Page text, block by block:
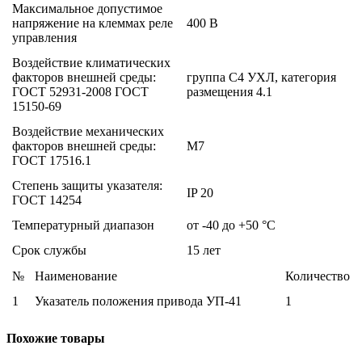
Максимальное допустимое
напряжение на клеммах реле
управления
400 В
Воздействие климатических
факторов внешней среды:
ГОСТ 52931-2008 ГОСТ
15150-69
группа С4 УХЛ, категория
размещения 4.1
Воздействие механических
факторов внешней среды:
ГОСТ 17516.1
М7
Степень защиты указателя:
ГОСТ 14254
IP 20
Температурный диапазон
от -40 до +50 °С
Срок службы
15 лет
№
Наименование
Количество
1
Указатель положения привода УП-41 1
Похожие товары